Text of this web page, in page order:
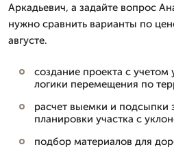
Аркадьевич, а задайте вопрос
нужно сравнить варианты по
августе.
создание проекта с учетом
логики перемещения по
расчет выемки и подсыпки
планировки участка с
подбор материалов для